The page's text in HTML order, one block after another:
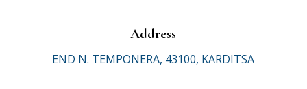
Address
END N. TEMPONERA, 43100, KARDITSA